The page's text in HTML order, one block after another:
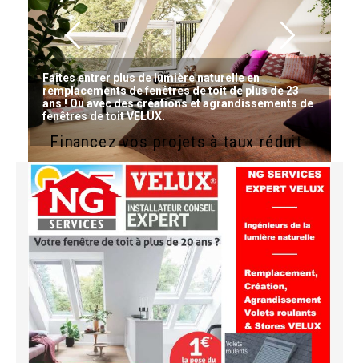
Financez vos projets à taux réduit
Faites entrer plus de lumière naturelle en
remplacements de fenêtres de toit de plus de 23
ans ! Ou avec des créations et agrandissements de
fenêtres de toit VELUX.